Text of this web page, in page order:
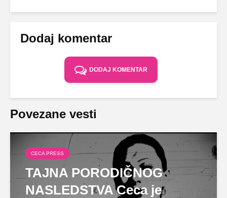
Dodaj komentar
DODAJ KOMENTAR
Povezane vesti
CECA PRESS
TAJNA PORODIČNOG
NASLEDSTVA Ceca je